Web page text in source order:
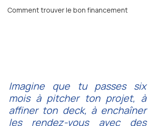
Comment trouver le bon financement
Imagine que tu passes six
mois à pitcher ton projet, à
affiner ton deck, à enchaîner
les rendez-vous avec des